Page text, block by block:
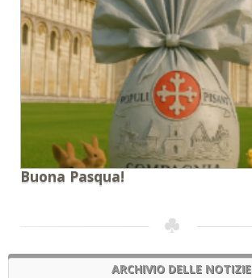
Buona Pasqua!
ARCHIVIO DELLE NOTIZIE